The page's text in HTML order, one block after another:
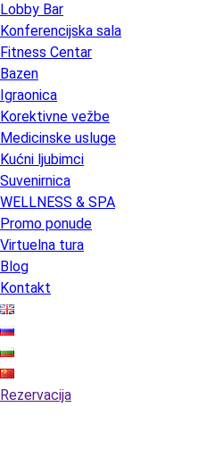
Lobby Bar
Konferencijska sala
Fitness Centar
Bazen
Igraonica
Korektivne vežbe
Medicinske usluge
Kućni ljubimci
Suvenirnica
WELLNESS & SPA
Promo ponude
Virtuelna tura
Blog
Kontakt
Rezervacija